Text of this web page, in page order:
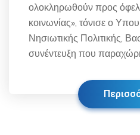
ολοκληρωθούν προς
κοινωνίας», τόνισε ο
Νησιωτικής Πολιτικής,
συνέντευξη που